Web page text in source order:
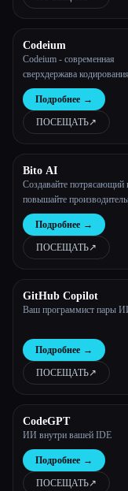
Codeium
Codeium - современная
сверхдержава кодирования
Подробнее →
ПОСЕЩАТЬ↗︎
Bito AI
Создавайте потрясающий
повышайте
кода, создавайте
в 10 раз быстрее с ChatGPT
Подробнее →
ПОСЕЩАТЬ↗︎
GitHub Copilot
Ваш программист пары
Подробнее →
ПОСЕЩАТЬ↗︎
CodeGPT
ИИ внутри вашей IDE
Подробнее →
ПОСЕЩАТЬ↗︎